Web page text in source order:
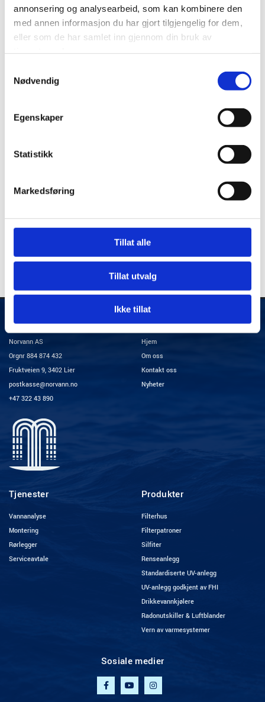
annonsering og analysearbeid, som kan kombinere den
med annen informasjon du har gjort tilgjengelig for dem,
eller som de har samlet inn gjennom din bruk av
Nødvendig
Egenskaper
Statistikk
Markedsføring
Tillat alle
Tillat utvalg
Ikke tillat
Forebygging av tekniske feil – små problemer kan oppdages og
løses før de utvikler seg.
Reduserte kostnader – vedlikehold forhindrer dyre og omfattende
sikrere vann.
behov. Med Herman på laget er vi bedre rustet enn noen gang til å gi deg
den beste oppfølgingen.
Er du usikker på om ditt system trenger service? Ta kontakt med oss for en
uforpliktende prat. Vi er her for å hjelpe deg med å opprettholde optimal
Feed
Kontakt
Norvann AS
Orgnr 884 874 432
Fruktveien 9, 3402 Lier
postkasse@norvann.no
+47 322 43 890
Hjem
Om oss
Kontakt oss
Nyheter
Tjenester
Vannanalyse
Montering
Rørlegger
Serviceavtale
Produkter
Filterhus
Filterpatroner
Silfiter
Renseanlegg
Standardiserte UV-anlegg
UV-anlegg godkjent av FHI
Drikkevannkjølere
Radonutskiller & Luftblander
Vern av varmesystemer
Sosiale medier